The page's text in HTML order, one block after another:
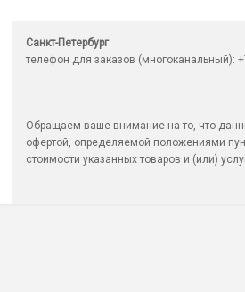
Санкт-Петербург
телефон для заказов (многоканальный):
Обращаем ваше внимание на то, что
офертой, определяемой положениями
стоимости указанных товаров и (или)